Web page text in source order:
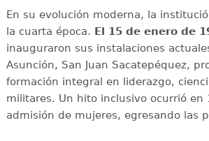
En su evolución moderna, la
la cuarta época. El 15 de enero de
inauguraron sus instalaciones
Asunción, San Juan Sacatepéquez,
formación integral en liderazgo,
militares. Un hito inclusivo ocurrió en
admisión de mujeres, egresando las